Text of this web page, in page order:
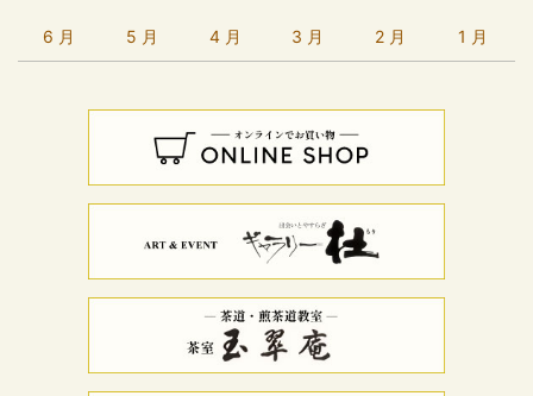
6 月 5 月 4 月 3 月 2 月 1 月